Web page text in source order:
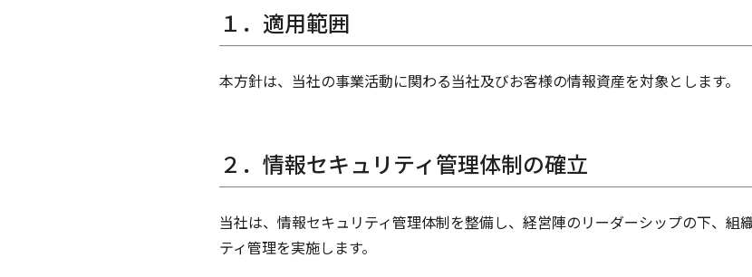
１．適用範囲
本方針は、当社の事業活動に関わる当社及びお客様の情報資産を対象とします。
２．情報セキュリティ管理体制の確立
当社は、情報セキュリティ管理体制を整備し、経営陣のリーダーシップの下、組
ティ管理を実施します。